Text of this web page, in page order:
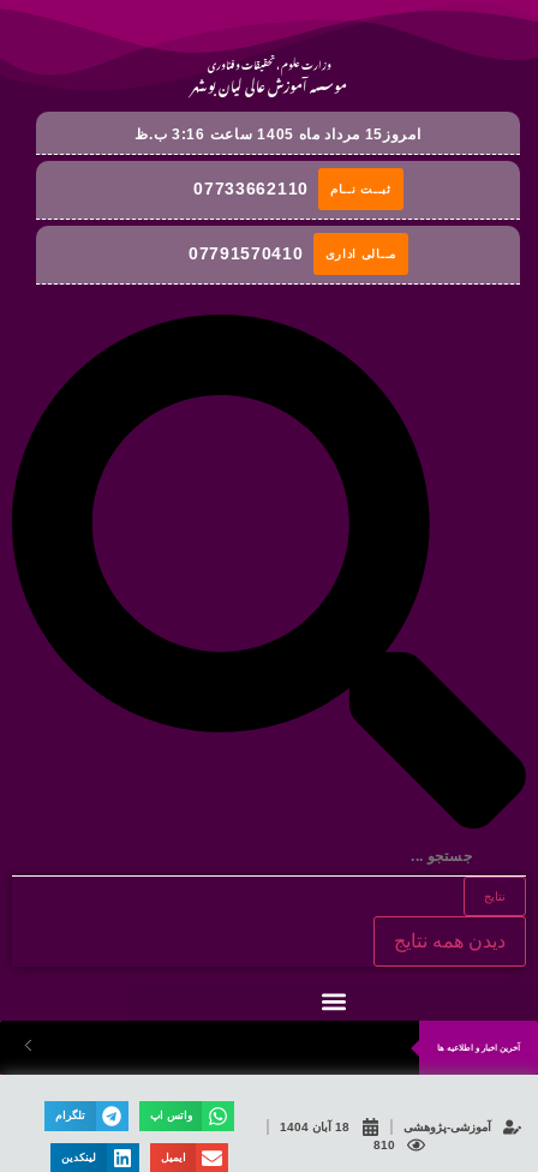
وزارت علوم ، تحقیقات و فناوری
موسسه آموزش عالی لیان بوشهر
امروز15 مرداد ماه 1405 ساعت 3:16 ب.ظ
07733662110 ثبــت نــام
07791570410 مــالی اداری
نتایج
دیدن همه نتایج
آخرین اخبار و اطلاعیه ها
آموزشی-پژوهشی
18 آبان 1404
810
واتس اپ تلگرام
ایمیل لینکدین